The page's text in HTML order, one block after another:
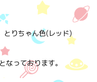
りちゃん色(レッド)
っております。